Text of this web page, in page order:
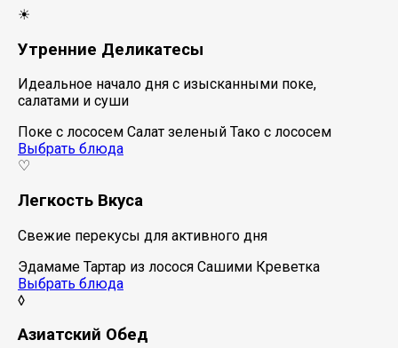
☀
Утренние Деликатесы
Идеальное начало дня с изысканными поке,
салатами и суши
Поке с лососем Салат зеленый Тако с лососем
Выбрать блюда
♡
Легкость Вкуса
Свежие перекусы для активного дня
Эдамаме Тартар из лосося Сашими Креветка
Выбрать блюда
◊
Азиатский Обед